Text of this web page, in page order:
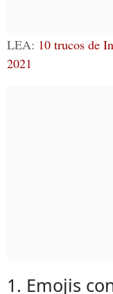
LEA: 10 trucos de
2021
1. Emojis